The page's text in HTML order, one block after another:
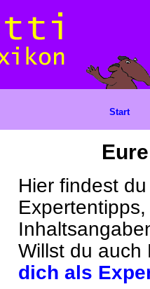
Hier findest
Willst du
dich als
Start